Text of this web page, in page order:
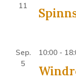
11
Sep.
5
10:00 -